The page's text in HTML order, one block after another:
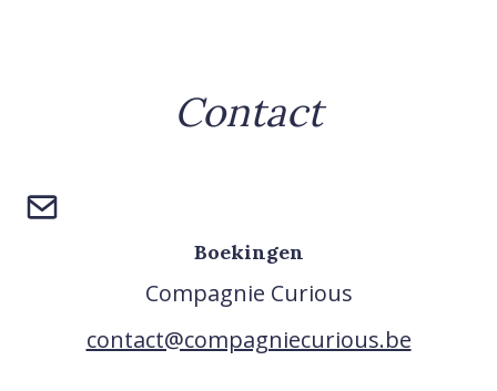
Contact
Boekingen
Compagnie Curious
contact@compagniecurious.be